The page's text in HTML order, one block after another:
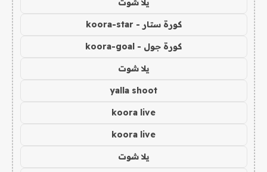
كورة ستار - koora-star
كورة جول - koora-goal
يلا شوت
yalla shoot
koora live
koora live
يلا شوت